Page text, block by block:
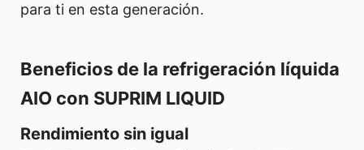
para ti en esta generación.
Beneficios de la refrigeración líquida
AIO con SUPRIM LIQUID
Rendimiento sin igual